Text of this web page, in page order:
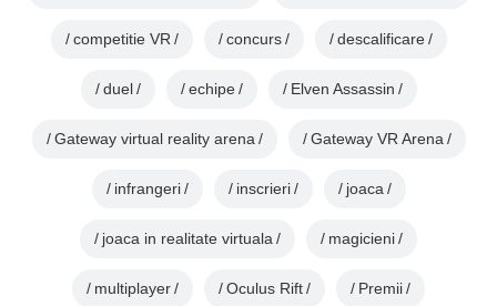
competitie VR concurs descalificare
duel echipe Elven Assassin
Gateway virtual reality arena Gateway VR Arena
infrangeri inscrieri joaca
joaca in realitate virtuala magicieni
multiplayer Oculus Rift Premii